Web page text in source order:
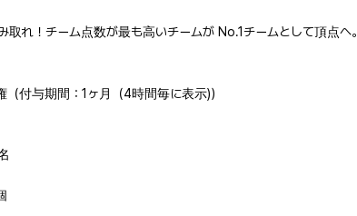
れ！チーム点数が最も高いチームが No.1チームとして頂点へ。
付与期間：1ヶ月（4時間毎に表示)）